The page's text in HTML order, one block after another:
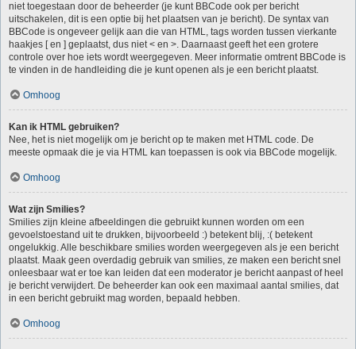
niet toegestaan door de beheerder (je kunt BBCode ook per bericht
uitschakelen, dit is een optie bij het plaatsen van je bericht). De syntax van
BBCode is ongeveer gelijk aan die van HTML, tags worden tussen vierkante
haakjes [ en ] geplaatst, dus niet < en >. Daarnaast geeft het een grotere
controle over hoe iets wordt weergegeven. Meer informatie omtrent BBCode is
te vinden in de handleiding die je kunt openen als je een bericht plaatst.
Omhoog
Kan ik HTML gebruiken?
Nee, het is niet mogelijk om je bericht op te maken met HTML code. De
meeste opmaak die je via HTML kan toepassen is ook via BBCode mogelijk.
Omhoog
Wat zijn Smilies?
Smilies zijn kleine afbeeldingen die gebruikt kunnen worden om een
gevoelstoestand uit te drukken, bijvoorbeeld :) betekent blij, :( betekent
ongelukkig. Alle beschikbare smilies worden weergegeven als je een bericht
plaatst. Maak geen overdadig gebruik van smilies, ze maken een bericht snel
onleesbaar wat er toe kan leiden dat een moderator je bericht aanpast of heel
je bericht verwijdert. De beheerder kan ook een maximaal aantal smilies, dat
in een bericht gebruikt mag worden, bepaald hebben.
Omhoog